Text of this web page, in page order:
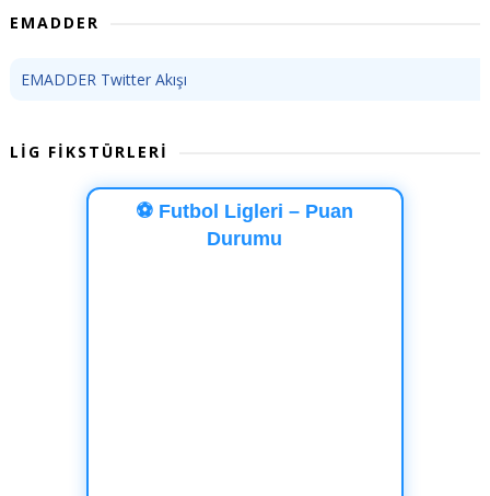
EMADDER
EMADDER Twitter Akışı
LİG FİKSTÜRLERİ
⚽ Futbol Ligleri – Puan
Durumu